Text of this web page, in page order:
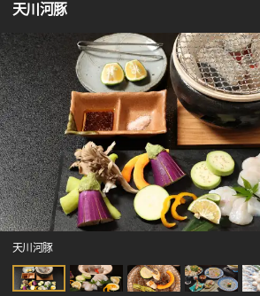
天川河豚
天川河豚